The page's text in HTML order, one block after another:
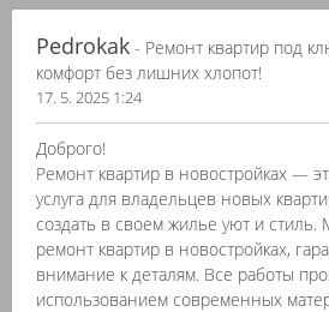
Pedrokak - Ремонт квартир под
комфорт без лишних хлопот!
17. 5. 2025 1:24
Доброго!
Ремонт квартир в новостройках —
услуга для владельцев новых
создать в своем жилье уют и
ремонт квартир в новостройках,
внимание к деталям. Все работы
использованием современных